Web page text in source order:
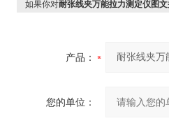
如果你对耐张线夹万能拉力测定仪图
产品：
您的单位：